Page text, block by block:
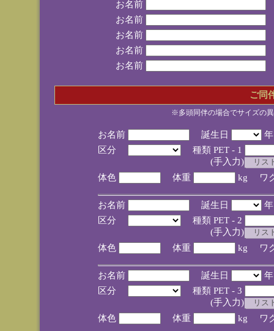
お名前
お名前
お名前
お名前
お名前
ご同
※多頭同伴の場合でサイズの
お名前 誕生日
区分
種類 PET - 1
(手入力)
体色
体重 kg ワ
お名前 誕生日
区分
種類 PET - 2
(手入力)
体色
体重 kg ワ
お名前 誕生日
区分
種類 PET - 3
(手入力)
体色
体重 kg ワ